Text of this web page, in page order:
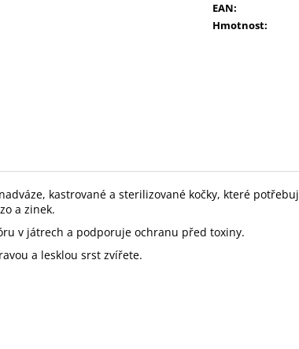
EAN:
Hmotnost:
kastrované a sterilizované kočky, které
a zinek.
v játrech a podporuje ochranu před toxiny.
a lesklou srst zvířete.